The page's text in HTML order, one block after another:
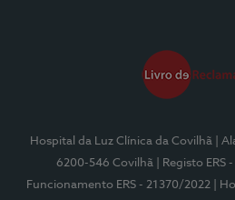
Hospital da Luz Clínica da Covilhã
|
6200-546 Covilhã
| Registo ERS
Funcionamento ERS - 21370/2022
|